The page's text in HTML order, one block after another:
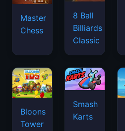
Master
Chess
8 Ball
Billiards
Classic
Bloons
Tower
Smash
Karts